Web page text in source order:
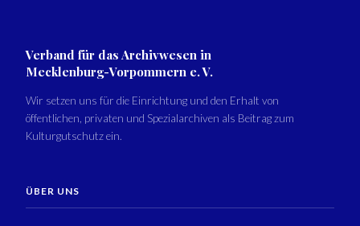
Verband für das Archivwesen in
Mecklenburg-Vorpommern e. V.
Wir setzen uns für die Einrichtung und den Erhalt von
öffentlichen, privaten und Spezialarchiven als Beitrag zum
Kulturgutschutz ein.
ÜBER UNS